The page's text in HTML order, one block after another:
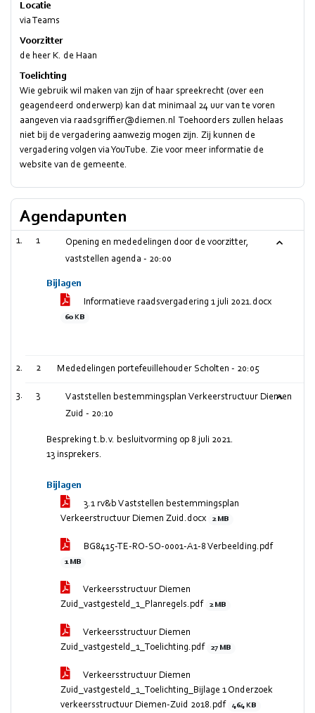
Locatie
via Teams
Voorzitter
de heer K. de Haan
Toelichting
Wie gebruik wil maken van zijn of haar spreekrecht (over een
geagendeerd onderwerp) kan dat minimaal 24 uur van te voren
aangeven via raadsgriffier@diemen.nl Toehoorders zullen helaas
niet bij de vergadering aanwezig mogen zijn. Zij kunnen de
vergadering volgen via YouTube. Zie voor meer informatie de
website van de gemeente.
Agendapunten
1
Opening en mededelingen door de voorzitter,
vaststellen agenda - 20:00
Bijlagen
Informatieve raadsvergadering 1 juli 2021.docx
60 KB
2 Mededelingen portefeuillehouder Scholten - 20:05
3
Vaststellen bestemmingsplan Verkeerstructuur Diemen
Zuid - 20:10
Bespreking t.b.v. besluitvorming op 8 juli 2021.
13 insprekers.
Bijlagen
3.1 rv&b Vaststellen bestemmingsplan
Verkeerstructuur Diemen Zuid.docx
2 MB
BG8415-TE-RO-SO-0001-A1-8 Verbeelding.pdf
1 MB
Verkeersstructuur Diemen
Zuid_vastgesteld_1_Planregels.pdf
2 MB
Verkeersstructuur Diemen
Zuid_vastgesteld_1_Toelichting.pdf
27 MB
Verkeersstructuur Diemen
Zuid_vastgesteld_1_Toelichting_Bijlage 1 Onderzoek
verkeersstructuur Diemen-Zuid 2018.pdf
464 KB